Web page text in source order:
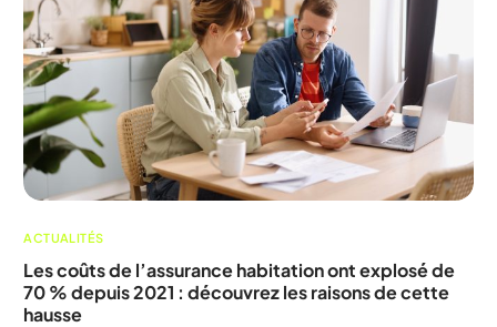
ACTUALITÉS
Les coûts de l’assurance habitation ont explosé de
70 % depuis 2021 : découvrez les raisons de cette
hausse